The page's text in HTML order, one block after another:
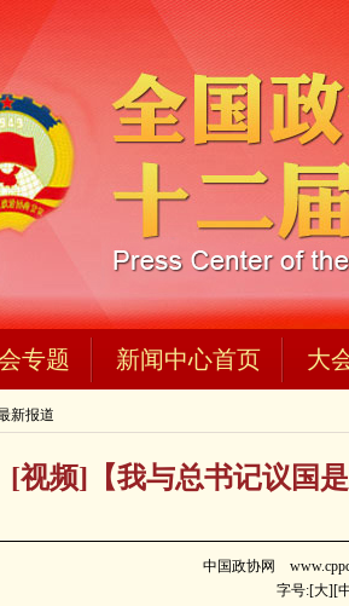
专题 新闻中心首页 大
新报道
[视频]【我与总书记议国
中国政协网
字号:[大][